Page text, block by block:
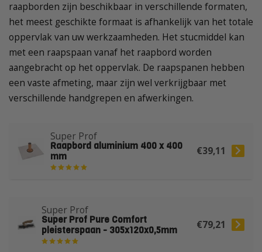
raapborden zijn beschikbaar in verschillende formaten,
het meest geschikte formaat is afhankelijk van het totale
oppervlak van uw werkzaamheden. Het stucmiddel kan
met een raapspaan vanaf het raapbord worden
aangebracht op het oppervlak. De raapspanen hebben
een vaste afmeting, maar zijn wel verkrijgbaar met
verschillende handgrepen en afwerkingen.
Super Prof
Raapbord aluminium 400 x 400
mm
€39,11
Super Prof
Super Prof Pure Comfort
pleisterspaan - 305x120x0,5mm
€79,21